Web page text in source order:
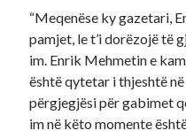
“Meqenëse ky gazetari,
pamjet, le t’i dorëzojë të
im. Enrik Mehmetin e
është qytetar i thjeshtë
përgjegjësi për gabimet
im në këto momente